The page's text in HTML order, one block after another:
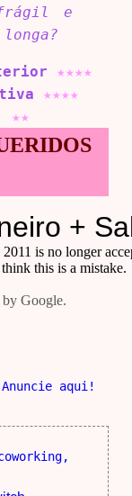
e
longa?
★★★★
★★★★
★★
Anuncie aqui!